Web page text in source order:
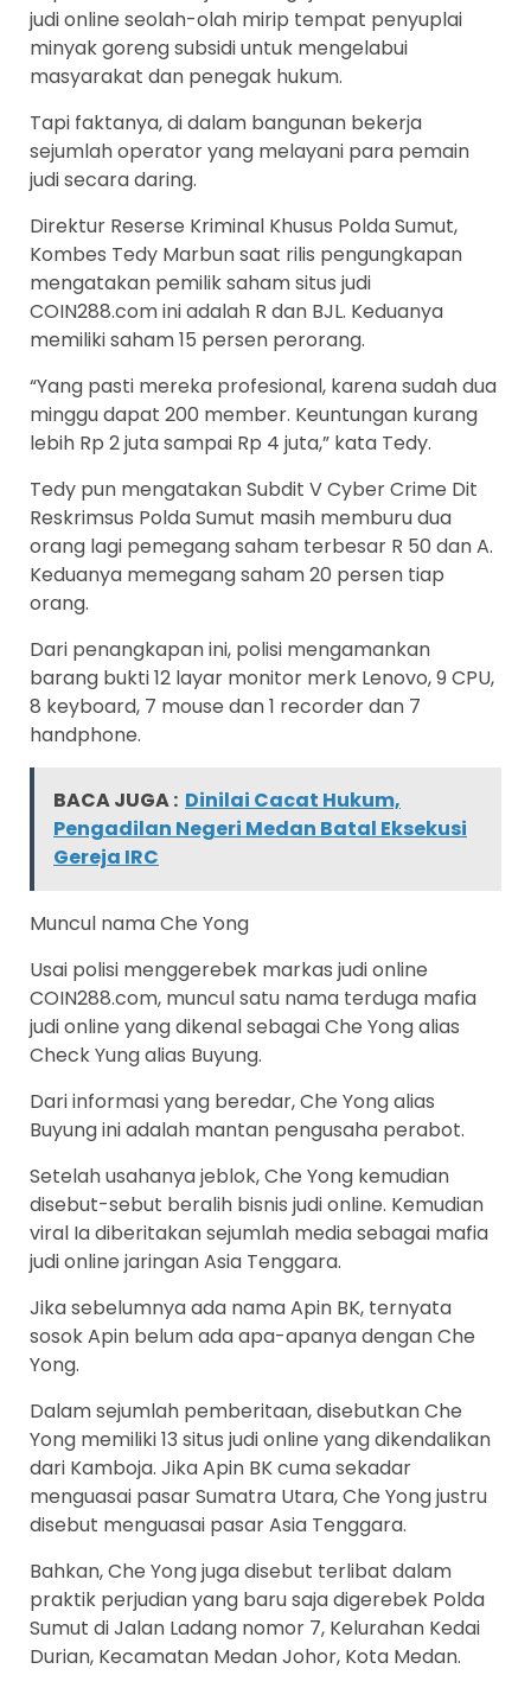
judi online seolah-olah mirip tempat penyuplai
minyak goreng subsidi untuk mengelabui
masyarakat dan penegak hukum.
Tapi faktanya, di dalam bangunan bekerja
sejumlah operator yang melayani para pemain
judi secara daring.
Direktur Reserse Kriminal Khusus Polda Sumut,
Kombes Tedy Marbun saat rilis pengungkapan
mengatakan pemilik saham situs judi
COIN288.com ini adalah R dan BJL. Keduanya
memiliki saham 15 persen perorang.
“Yang pasti mereka profesional, karena sudah dua
minggu dapat 200 member. Keuntungan kurang
lebih Rp 2 juta sampai Rp 4 juta,” kata Tedy.
Tedy pun mengatakan Subdit V Cyber Crime Dit
Reskrimsus Polda Sumut masih memburu dua
orang lagi pemegang saham terbesar R 50 dan A.
Keduanya memegang saham 20 persen tiap
orang.
Dari penangkapan ini, polisi mengamankan
barang bukti 12 layar monitor merk Lenovo, 9 CPU,
8 keyboard, 7 mouse dan 1 recorder dan 7
handphone.
BACA JUGA : Dinilai Cacat Hukum,
Pengadilan Negeri Medan Batal Eksekusi
Gereja IRC
Muncul nama Che Yong
Usai polisi menggerebek markas judi online
COIN288.com, muncul satu nama terduga mafia
judi online yang dikenal sebagai Che Yong alias
Check Yung alias Buyung.
Dari informasi yang beredar, Che Yong alias
Buyung ini adalah mantan pengusaha perabot.
Setelah usahanya jeblok, Che Yong kemudian
disebut-sebut beralih bisnis judi online. Kemudian
viral Ia diberitakan sejumlah media sebagai mafia
judi online jaringan Asia Tenggara.
Jika sebelumnya ada nama Apin BK, ternyata
sosok Apin belum ada apa-apanya dengan Che
Yong.
Dalam sejumlah pemberitaan, disebutkan Che
Yong memiliki 13 situs judi online yang dikendalikan
dari Kamboja. Jika Apin BK cuma sekadar
menguasai pasar Sumatra Utara, Che Yong justru
disebut menguasai pasar Asia Tenggara.
Bahkan, Che Yong juga disebut terlibat dalam
praktik perjudian yang baru saja digerebek Polda
Sumut di Jalan Ladang nomor 7, Kelurahan Kedai
Durian, Kecamatan Medan Johor, Kota Medan.